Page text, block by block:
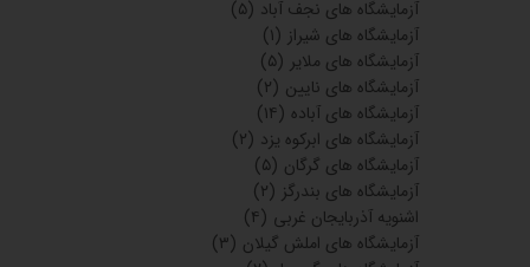
آزمایشگاه های نجف آباد (۵)
آزمایشگاه های شیراز (۱)
آزمایشگاه های ملایر (۵)
آزمایشگاه های نایین (۲)
آزمایشگاه های آباده (۱۴)
آزمایشگاه های ابرکوه یزد (۲)
آزمایشگاه های گرگان (۵)
آزمایشگاه های بندرگز (۲)
اشنویه آذربایجان غربی (۴)
آزمایشگاه های املش گیلان (۳)